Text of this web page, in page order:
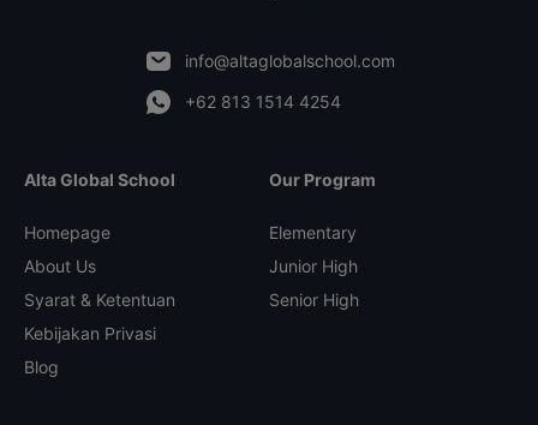
info@altaglobalschool.com
+62 813 1514 4254
Alta Global School
Homepage
About Us
Syarat & Ketentuan
Kebijakan Privasi
Blog
Our Program
Elementary
Junior High
Senior High